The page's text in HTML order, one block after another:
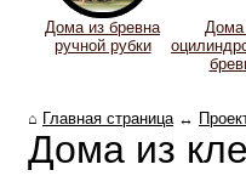
Дома из бревна
ручной рубки
Дома
⌂ Главная страница↔
Дома из